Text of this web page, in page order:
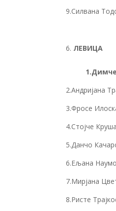
9.Силвана
ЛЕВИЦА
1.Димче
2.Андријана
3.Фросе
4.Стојче
5.Данчо
6.Ељана
7.Мирјана
8.Ристе